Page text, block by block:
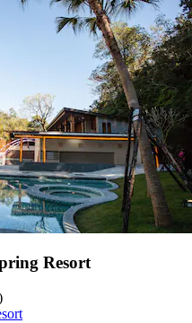
Resort